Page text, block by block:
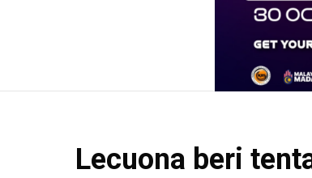
Lecuona beri